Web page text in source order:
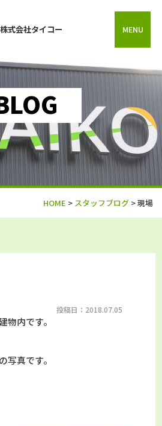
株式会社タイコー MENU
HOME > スタッフブログ >現場
投稿日：2018.07.05
物内です。
写真です。